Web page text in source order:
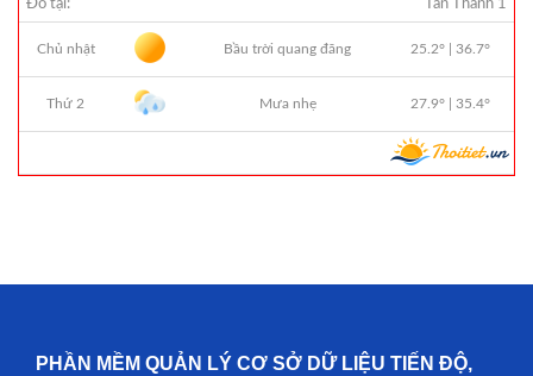
PHẦN MỀM QUẢN LÝ CƠ SỞ DỮ LIỆU TIẾN ĐỘ,